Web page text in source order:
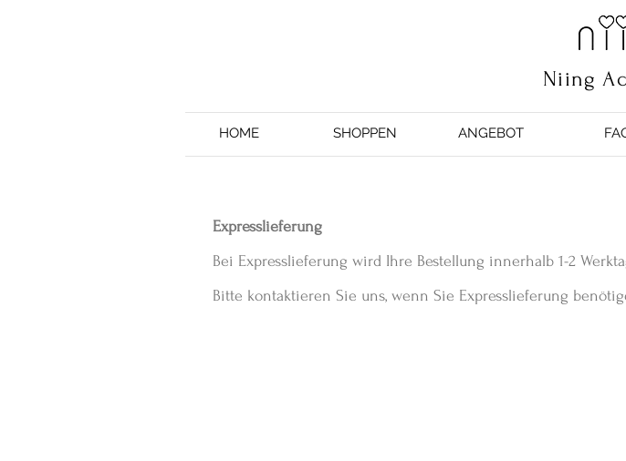
Niing
HOME SHOPPEN ANGEBOT
Expresslieferung
Bei Expresslieferung wird Ihre Bestellung innerhalb 1-2
Bitte kontaktieren Sie uns, wenn Sie Expresslieferung